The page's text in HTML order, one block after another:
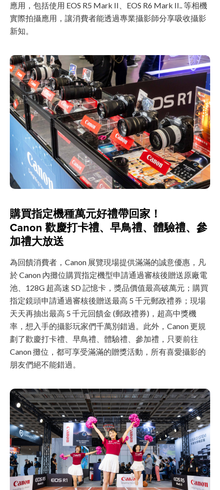
應用，包括使用 EOS R5 Mark II、EOS R6 Mark II.. 等相機
實際拍攝應用，讓消費者能透過專業攝影師分享吸收攝影
新知。
購買指定機種萬元好禮帶回家！
Canon 歡慶打卡禮、早鳥禮、體驗禮、參
加禮大放送
為回饋消費者，Canon 展覽現場提供滿滿的誠意優惠，凡
於 Canon 內攤位購買指定機型申請通過審核後贈送原廠電
池、128G 超高速 SD 記憶卡，獎品價值最高破萬元；購買
指定鏡頭申請通過審核後贈送最高 5 千元郵政禮券；現場
天天再抽出最高 5 千元回饋金 (郵政禮券)，超高中獎機
率，想入手的攝影玩家們千萬別錯過。此外，Canon 更規
劃了歡慶打卡禮、早鳥禮、體驗禮、參加禮，只要前往
Canon 攤位，都可享受滿滿的贈獎活動，所有喜愛攝影的
朋友們絕不能錯過。